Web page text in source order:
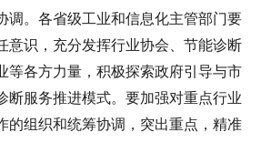
调。各省级工业和信息化主管部门要
意识，充分发挥行业协会、节能诊断
等各方力量，积极探索政府引导与市
断服务推进模式。要加强对重点行业
的组织和统筹协调，突出重点，精准